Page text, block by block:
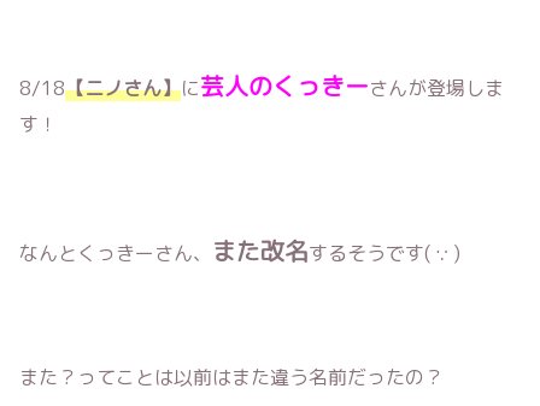
8/18【ニノさん】に芸人のくっきーさんが登場しま
す！
なんとくっきーさん、 また改名するそうです( ∵ )
また？ってことは以前はまた違う名前だったの？